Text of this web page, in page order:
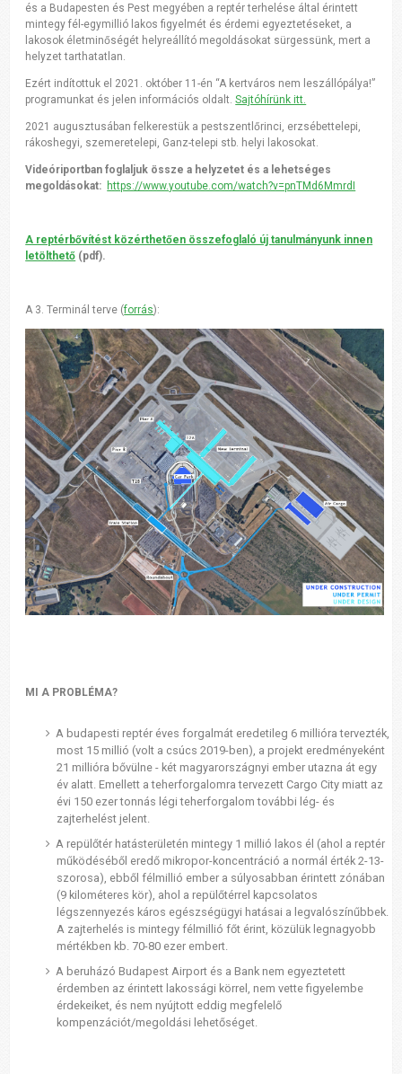
és a Budapesten és Pest megyében a reptér terhelése által érintett
mintegy fél-egymillió lakos figyelmét és érdemi egyeztetéseket, a
lakosok életminőségét helyreállító megoldásokat sürgessünk, mert a
helyzet tarthatatlan.
Ezért indítottuk el 2021. október 11-én “A kertváros nem leszállópálya!”
programunkat és jelen információs oldalt.Sajtóhírünk itt.
2021 augusztusában felkerestük a pestszentlőrinci, erzsébettelepi,
rákoshegyi, szemeretelepi, Ganz-telepi stb. helyi lakosokat.
Videóriportban foglaljuk össze a helyzetet és a lehetséges
megoldásokat: https://www.youtube.com/watch?v=pnTMd6MmrdI
A reptérbővítést közérthetően összefoglaló új tanulmányunk innen
letölthető (pdf).
A 3. Terminál terve (forrás):
MI A PROBLÉMA?
A budapesti reptér éves forgalmát eredetileg 6 millióra tervezték,
most 15 millió (volt a csúcs 2019-ben), a projekt eredményeként
21 millióra bővülne - két magyarországnyi ember utazna át egy
év alatt. Emellett a teherforgalomra tervezett Cargo City miatt az
évi 150 ezer tonnás légi teherforgalom további lég- és
zajterhelést jelent.
A repülőtér hatásterületén mintegy 1 millió lakos él (ahol a reptér
működéséből eredő mikropor-koncentráció a normál érték 2-13-
szorosa), ebből félmillió ember a súlyosabban érintett zónában
(9 kilométeres kör), ahol a repülőtérrel kapcsolatos
légszennyezés káros egészségügyi hatásai a legvalószínűbbek.
A zajterhelés is mintegy félmillió főt érint, közülük legnagyobb
mértékben kb. 70-80 ezer embert.
A beruházó Budapest Airport és a Bank nem egyeztetett
érdemben az érintett lakossági körrel, nem vette figyelembe
érdekeiket, és nem nyújtott eddig megfelelő
kompenzációt/megoldási lehetőséget.